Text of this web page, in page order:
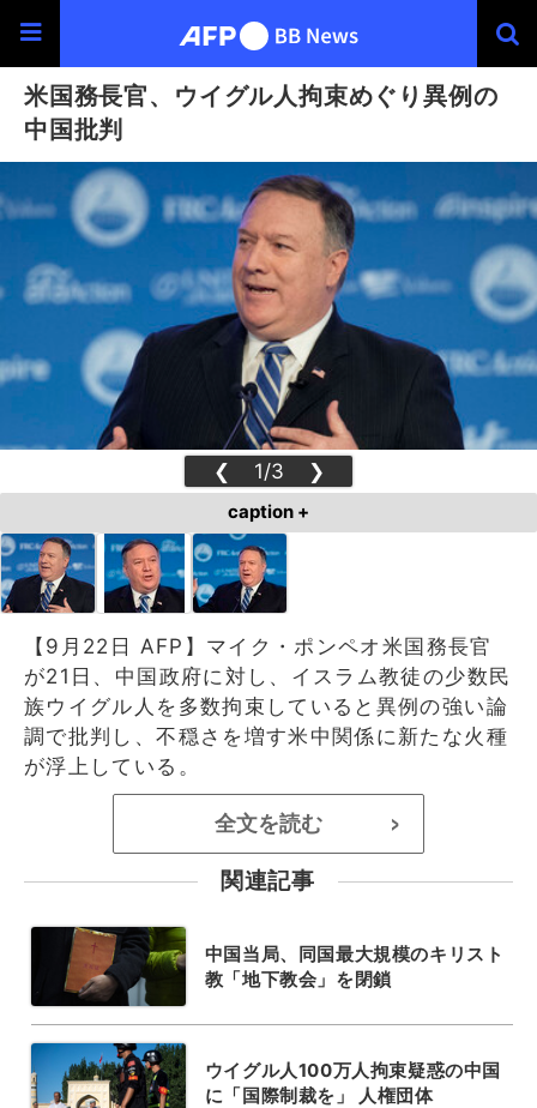
米国務長官、ウイグル人拘束めぐり異例の
中国批判
❮ 1/3 ❯
caption +
【9月22日 AFP】マイク・ポンペオ米国務長官
が21日、中国政府に対し、イスラム教徒の少数民
族ウイグル人を多数拘束していると異例の強い論
調で批判し、不穏さを増す米中関係に新たな火種
が浮上している。
全文を読む >
関連記事
中国当局、同国最大規模のキリスト
教「地下教会」を閉鎖
ウイグル人100万人拘束疑惑の中国
に「国際制裁を」 人権団体